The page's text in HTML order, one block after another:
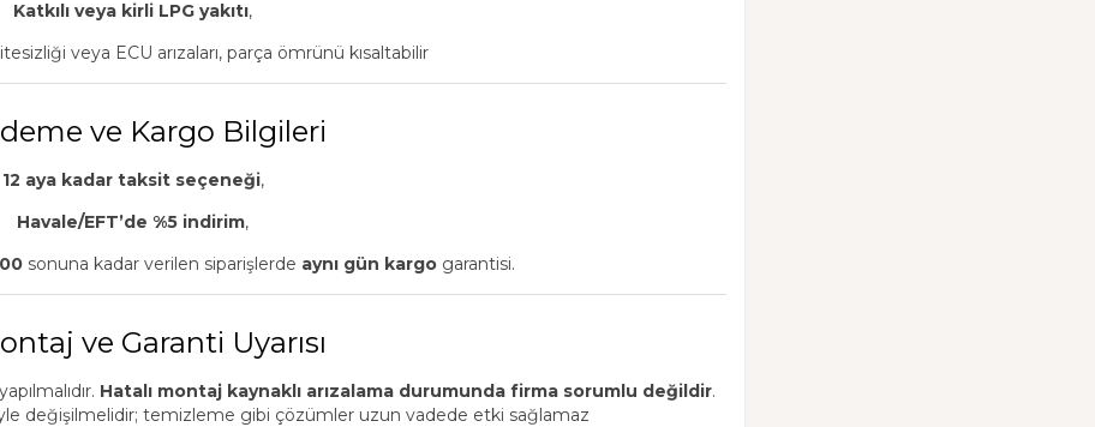
Katkılı veya kirli LPG yakıtı,
veya ECU arızaları, parça ömrünü kısaltabilir
ve Kargo Bilgileri
12 aya kadar taksit seçeneği,
Havale/EFT’de %5 indirim,
sonuna kadar verilen siparişlerde aynı gün kargogarantisi.
ve Garanti Uyarısı
Hatalı montaj kaynaklı arızalama durumunda firma sorumlu değildir.
değişilmelidir; temizleme gibi çözümler uzun vadede etki sağlamaz